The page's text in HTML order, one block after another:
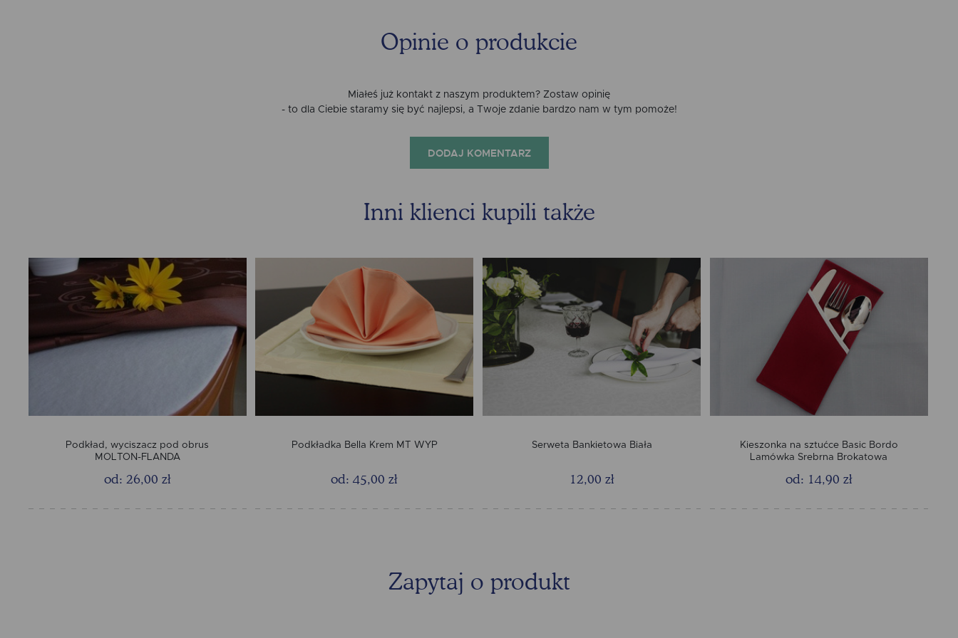
Opinie o produkcie
Miałeś już kontakt z naszym produktem? Zostaw opinię
- to dla Ciebie staramy się być najlepsi, a Twoje zdanie bardzo nam w tym pomoże!
DODAJ KOMENTARZ
Inni klienci kupili także
Podkład, wyciszacz pod obrus
MOLTON-FLANDA
od: 26,00 zł
Podkładka Bella Krem MT WYP
od: 45,00 zł
Serweta Bankietowa Biała
12,00 zł
Kieszonka na sztućce Basic Bordo
Lamówka Srebrna Brokatowa
od: 14,90 zł
Zapytaj o produkt